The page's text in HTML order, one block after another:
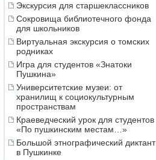
Экскурсия для старшеклассников
Сокровища библиотечного фонда
для школьников
Виртуальная экскурсия о томских
родниках
Игра для студентов «Знатоки
Пушкина»
Университетские музеи: от
хранилищ к социокультурным
пространствам
Краеведческий урок для студентов
«По пушкинским местам…»
Большой этнографический диктант
в Пушкинке